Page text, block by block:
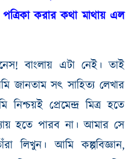
পত্রিকা করার কথা মাথায় এল
! বাংলায় এটা নেই। তাই
জানতাম সৎ সাহিত্য লেখার
নিশ্চয়ই প্রেমেন্দ্র মিত্র হতে
হতে পারব না। আমার সে
লিখুন। আমি কল্পবিজ্ঞান,